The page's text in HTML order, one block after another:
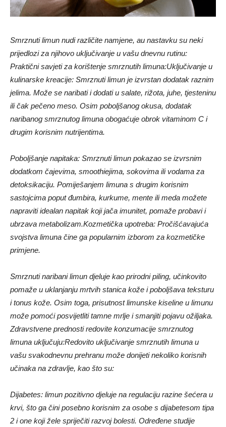
Smrznuti limun nudi različite namjene, au nastavku su neki
prijedlozi za njihovo uključivanje u vašu dnevnu rutinu:
Praktični savjeti za korištenje smrznutih limuna:Uključivanje u
kulinarske kreacije: Smrznuti limun je izvrstan dodatak raznim
jelima. Može se naribati i dodati u salate, rižota, juhe, tjesteninu
ili čak pečeno meso. Osim poboljšanog okusa, dodatak
naribanog smrznutog limuna obogaćuje obrok vitaminom C i
drugim korisnim nutrijentima.
Poboljšanje napitaka: Smrznuti limun pokazao se izvrsnim
dodatkom čajevima, smoothiejima, sokovima ili vodama za
detoksikaciju. Pomiješanjem limuna s drugim korisnim
sastojcima poput đumbira, kurkume, mente ili meda možete
napraviti idealan napitak koji jača imunitet, pomaže probavi i
ubrzava metabolizam.Kozmetička upotreba: Pročišćavajuća
svojstva limuna čine ga popularnim izborom za kozmetičke
primjene.
Smrznuti naribani limun djeluje kao prirodni piling, učinkovito
pomaže u uklanjanju mrtvih stanica kože i poboljšava teksturu
i tonus kože. Osim toga, prisutnost limunske kiseline u limunu
može pomoći posvijetliti tamne mrlje i smanjiti pojavu ožiljaka.
Zdravstvene prednosti redovite konzumacije smrznutog
limuna uključuju:Redovito uključivanje smrznutih limuna u
vašu svakodnevnu prehranu može donijeti nekoliko korisnih
učinaka na zdravlje, kao što su:
Dijabetes: limun pozitivno djeluje na regulaciju razine šećera u
krvi, što ga čini posebno korisnim za osobe s dijabetesom tipa
2 i one koji žele spriječiti razvoj bolesti. Određene studije